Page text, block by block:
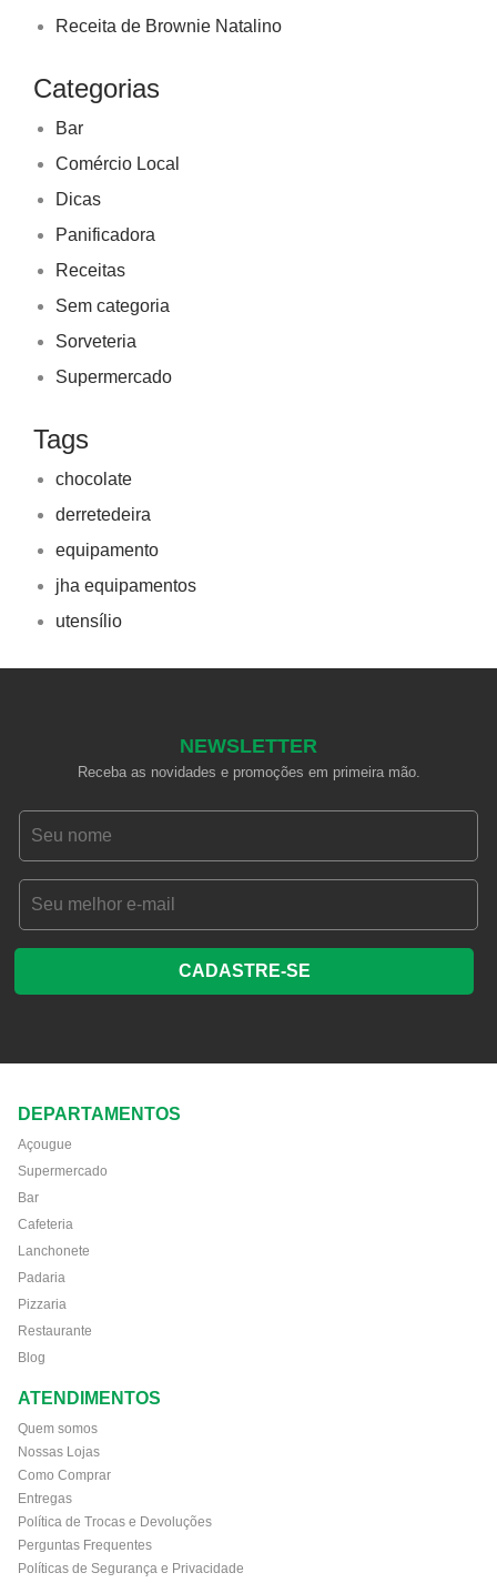
Receita de Brownie Natalino
Categorias
Bar
Comércio Local
Dicas
Panificadora
Receitas
Sem categoria
Sorveteria
Supermercado
Tags
chocolate
derretedeira
equipamento
jha equipamentos
utensílio
NEWSLETTER
Receba as novidades e promoções em primeira mão.
CADASTRE-SE
DEPARTAMENTOS
Açougue
Supermercado
Bar
Cafeteria
Lanchonete
Padaria
Pizzaria
Restaurante
Blog
ATENDIMENTOS
Quem somos
Nossas Lojas
Como Comprar
Entregas
Política de Trocas e Devoluções
Perguntas Frequentes
Políticas de Segurança e Privacidade